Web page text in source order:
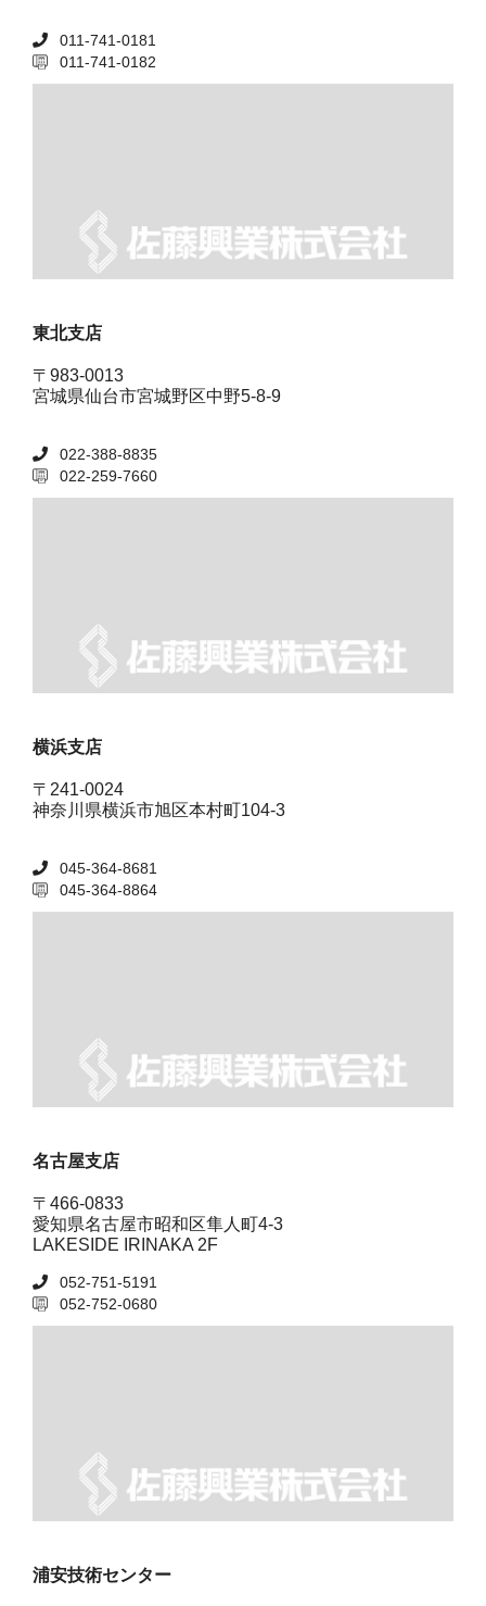
011-741-0181
011-741-0182
東北支店
〒983-0013
宮城県仙台市宮城野区中野5-8-9
022-388-8835
022-259-7660
横浜支店
〒241-0024
神奈川県横浜市旭区本村町104-3
045-364-8681
045-364-8864
名古屋支店
〒466-0833
愛知県名古屋市昭和区隼人町4-3
LAKESIDE IRINAKA 2F
052-751-5191
052-752-0680
浦安技術センター